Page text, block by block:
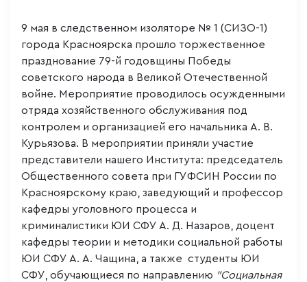
9 мая в следственном изоляторе № 1 (СИЗО-1)
города Красноярска прошло торжественное
празднование 79-й годовщины Победы
советского народа в Великой Отечественной
войне. Мероприятие проводилось осужденными
отряда хозяйственного обслуживания под
контролем и организацией его начальника А. В.
Курьязова. В мероприятии приняли участие
представители нашего Института: председатель
Общественного совета при ГУФСИН России по
Красноярскому краю, заведующий и профессор
кафедры уголовного процесса и
криминалистики ЮИ СФУ А. Д. Назаров, доцент
кафедры теории и методики социальной работы
ЮИ СФУ А. А. Чащина, а также студенты ЮИ
СФУ, обучающиеся по направлению "Социальная